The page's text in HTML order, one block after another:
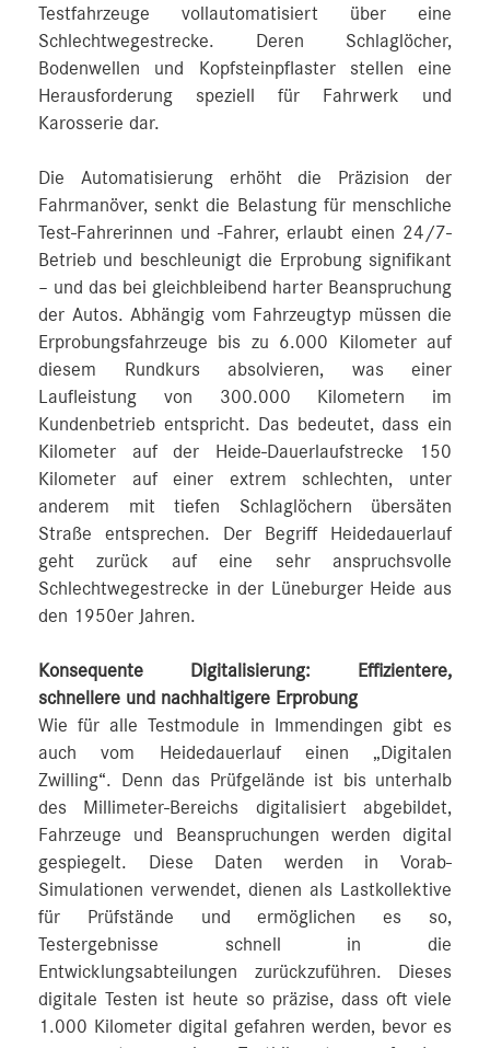
Testfahrzeuge vollautomatisiert über eine
Schlechtwegestrecke. Deren Schlaglöcher,
Bodenwellen und Kopfsteinpflaster stellen eine
Herausforderung speziell für Fahrwerk und
Karosserie dar.
Die Automatisierung erhöht die Präzision der
Fahrmanöver, senkt die Belastung für menschliche
Test-Fahrerinnen und -Fahrer, erlaubt einen 24/7-
Betrieb und beschleunigt die Erprobung signifikant
– und das bei gleichbleibend harter Beanspruchung
der Autos. Abhängig vom Fahrzeugtyp müssen die
Erprobungsfahrzeuge bis zu 6.000 Kilometer auf
diesem Rundkurs absolvieren, was einer
Laufleistung von 300.000 Kilometern im
Kundenbetrieb entspricht. Das bedeutet, dass ein
Kilometer auf der Heide-Dauerlaufstrecke 150
Kilometer auf einer extrem schlechten, unter
anderem mit tiefen Schlaglöchern übersäten
Straße entsprechen. Der Begriff Heidedauerlauf
geht zurück auf eine sehr anspruchsvolle
Schlechtwegestrecke in der Lüneburger Heide aus
den 1950er Jahren.
Konsequente Digitalisierung: Effizientere,
schnellere und nachhaltigere Erprobung
Wie für alle Testmodule in Immendingen gibt es
auch vom Heidedauerlauf einen „Digitalen
Zwilling“. Denn das Prüfgelände ist bis unterhalb
des Millimeter-Bereichs digitalisiert abgebildet,
Fahrzeuge und Beanspruchungen werden digital
gespiegelt. Diese Daten werden in Vorab-
Simulationen verwendet, dienen als Lastkollektive
für Prüfstände und ermöglichen es so,
Testergebnisse schnell in die
Entwicklungsabteilungen zurückzuführen. Dieses
digitale Testen ist heute so präzise, dass oft viele
1.000 Kilometer digital gefahren werden, bevor es